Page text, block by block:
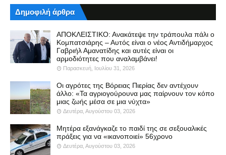
Δημοφιλή άρθρα
ΑΠΟΚΛΕΙΣΤΙΚΟ: Ανακάτεψε την τράπουλα πάλι ο
Κομπατσιάρης – Αυτός είναι ο νέος Αντιδήμαρχος
Γαβριήλ Αμανατίδης και αυτές είναι οι
αρμοδιότητες που αναλαμβάνει!
Παρασκευή, Ιουλίου 31, 2026
Οι αγρότες της Βόρειας Πιερίας δεν αντέχουν
άλλο: «Τα αγριογούρουνα μας παίρνουν τον κόπο
μιας ζωής μέσα σε μια νύχτα»
Δευτέρα, Αυγούστου 03, 2026
Μητέρα εξανάγκαζε το παιδί της σε σεξουαλικές
πράξεις για να «ικανοποιεί» 56χρονο
Δευτέρα, Αυγούστου 03, 2026